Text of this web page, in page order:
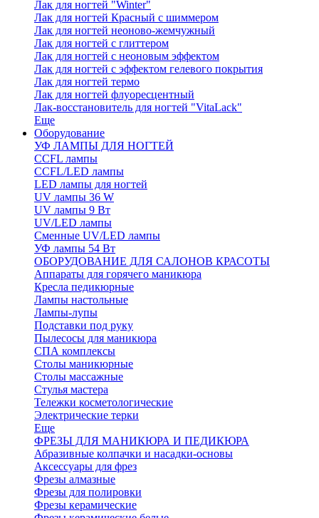
Лак для ногтей "Winter"
Лак для ногтей Красный с шиммером
Лак для ногтей неоново-жемчужный
Лак для ногтей с глиттером
Лак для ногтей с неоновым эффектом
Лак для ногтей с эффектом гелевого покрытия
Лак для ногтей термо
Лак для ногтей флуоресцентный
Лак-восстановитель для ногтей "VitaLack"
Еще
Оборудование
УФ ЛАМПЫ ДЛЯ НОГТЕЙ
CCFL лампы
CCFL/LED лампы
LED лампы для ногтей
UV лампы 36 W
UV лампы 9 Вт
UV/LED лампы
Сменные UV/LED лампы
УФ лампы 54 Вт
ОБОРУДОВАНИЕ ДЛЯ САЛОНОВ КРАСОТЫ
Аппараты для горячего маникюра
Кресла педикюрные
Лампы настольные
Лампы-лупы
Подставки под руку
Пылесосы для маникюра
СПА комплексы
Столы маникюрные
Столы массажные
Стулья мастера
Тележки косметологические
Электрические терки
Еще
ФРЕЗЫ ДЛЯ МАНИКЮРА И ПЕДИКЮРА
Абразивные колпачки и насадки-основы
Аксессуары для фрез
Фрезы алмазные
Фрезы для полировки
Фрезы керамические